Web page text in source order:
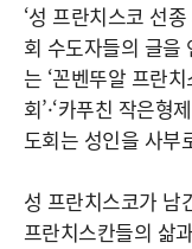
‘성 프란치스코 선
회 수도자들의 글을
는 ‘꼰벤뚜알 프란
회’·‘카푸친 작은형
도회는 성인을 사부
성 프란치스코가 남
프란치스칸들의 삶